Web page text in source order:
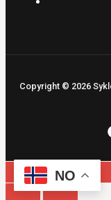
Copyright © 2026
NO